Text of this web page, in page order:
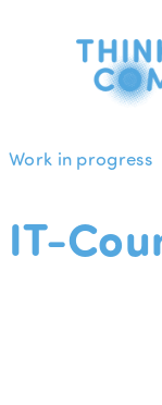
Work in progress
IT-